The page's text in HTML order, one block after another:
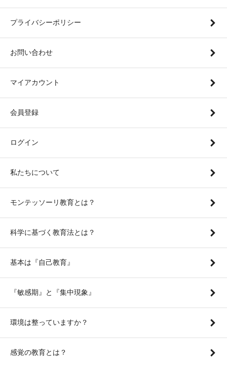
プライバシーポリシー
お問い合わせ
マイアカウント
会員登録
ログイン
私たちについて
モンテッソーリ教育とは？
科学に基づく教育法とは？
基本は『自己教育』
『敏感期』と『集中現象』
環境は整っていますか？
感覚の教育とは？